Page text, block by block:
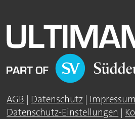
AGB | Datenschutz | Impressum
Datenschutz-Einstellungen |